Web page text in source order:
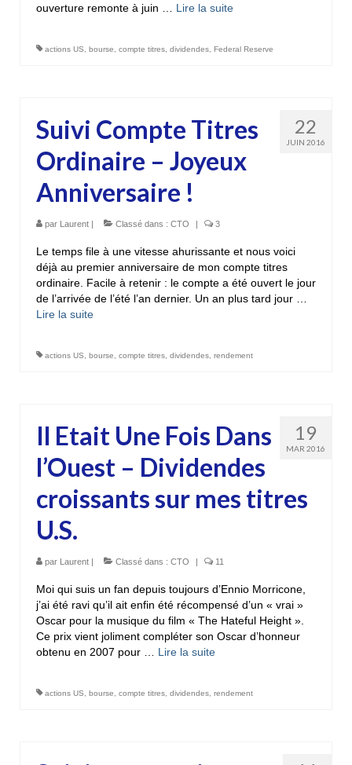
ouverture remonte à juin … Lire la suite­­
actions US bourse compte titres dividendes Federal Reserve
22
JUIN 2016
Suivi Compte Titres
Ordinaire – Joyeux
Anniversaire !
par Laurent | Classé dans : CTO | 3
Le temps file à une vitesse ahurissante et nous voici
déjà au premier anniversaire de mon compte titres
ordinaire. Facile à retenir : le compte a été ouvert le jour
de l’arrivée de l’été l’an dernier. Un an plus tard jour …
Lire la suite­­
actions US bourse compte titres dividendes rendement
19
MAR 2016
Il Etait Une Fois Dans
l’Ouest – Dividendes
croissants sur mes titres
U.S.
par Laurent | Classé dans : CTO | 11
Moi qui suis un fan depuis toujours d’Ennio Morricone,
j’ai été ravi qu’il ait enfin été récompensé d’un « vrai »
Oscar pour la musique du film « The Hateful Height ».
Ce prix vient joliment compléter son Oscar d’honneur
obtenu en 2007 pour … Lire la suite­­
actions US bourse compte titres dividendes rendement